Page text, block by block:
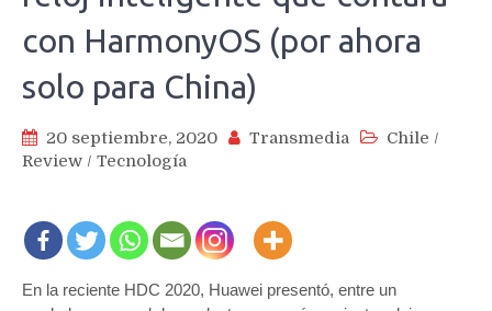
con HarmonyOS (por ahora
solo para China)
20 septiembre, 2020 Transmedia Chile /
Review / Tecnología
En la reciente HDC 2020, Huawei presentó, entre un